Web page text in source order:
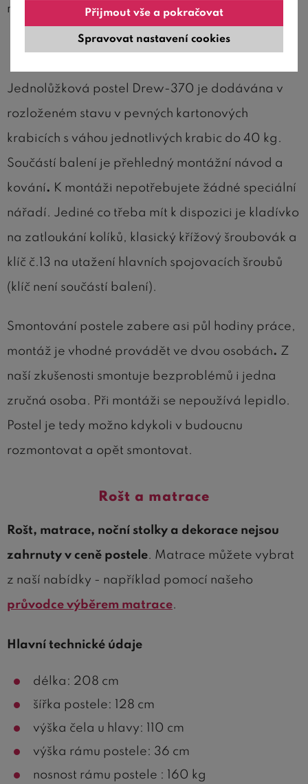
nezávadný.
Snadná manipulace a montáž
Jednolůžková postel Drew-370 je dodávána v
rozloženém stavu v pevných kartonových
krabicích s váhou jednotlivých krabic do 40 kg.
Součástí balení je přehledný montážní návod a
kování. K montáži nepotřebujete žádné speciální
nářadí. Jediné co třeba mít k dispozici je kladívko
na zatloukání kolíků, klasický křížový šroubovák a
klíč č.13 na utažení hlavních spojovacích šroubů
(klíč není součástí balení).
Smontování postele zabere asi půl hodiny práce,
montáž je vhodné provádět ve dvou osobách. Z
naší zkušenosti smontuje bezproblémů i jedna
zručná osoba. Při montáži se nepoužívá lepidlo.
Postel je tedy možno kdykoli v budoucnu
rozmontovat a opět smontovat.
Rošt a matrace
Rošt, matrace, noční stolky a dekorace nejsou
zahrnuty v ceně postele. Matrace můžete vybrat
z naší nabídky - například pomocí našeho
průvodce výběrem matrace.
Hlavní technické údaje
délka: 208 cm
šířka postele: 128 cm
výška čela u hlavy: 110 cm
výška rámu postele: 36 cm
nosnost rámu postele : 160 kg
Spravovat nastavení cookies
Přijmout vše a pokračovat